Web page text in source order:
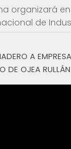
organizará en
de
A
DE OJEA RULLÁN